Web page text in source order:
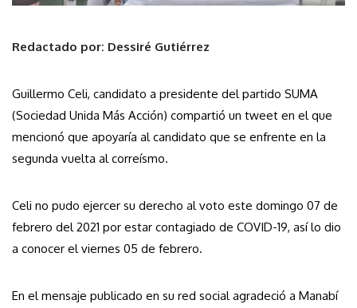
Redactado por: Dessiré Gutiérrez
Guillermo Celi, candidato a presidente del partido SUMA
(Sociedad Unida Más Acción) compartió un tweet en el que
mencionó que apoyaría al candidato que se enfrente en la
segunda vuelta al correísmo.
Celi no pudo ejercer su derecho al voto este domingo 07 de
febrero del 2021 por estar contagiado de COVID-19, así lo dio
a conocer el viernes 05 de febrero.
En el mensaje publicado en su red social agradeció a Manabí